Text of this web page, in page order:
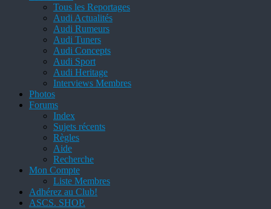
Tous les Reportages
Audi Actualités
Audi Rumeurs
Audi Tuners
Audi Concepts
Audi Sport
Audi Heritage
Interviews Membres
Photos
Forums
Index
Sujets récents
Règles
Aide
Recherche
Mon Compte
Liste Membres
Adhérez au Club!
ASCS. SHOP.